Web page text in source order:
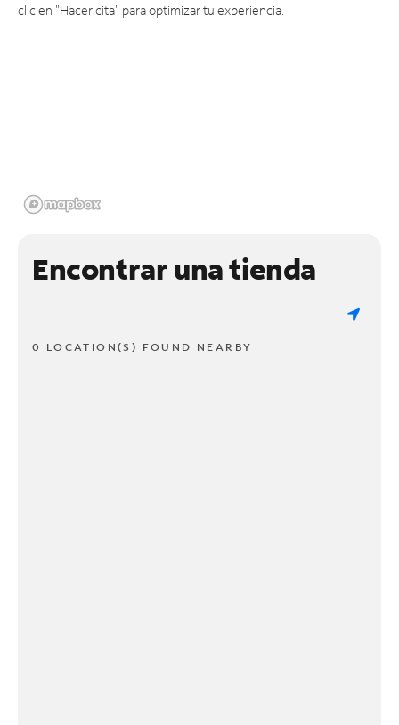
clic en "Hacer cita" para optimizar tu experiencia.
Encontrar una tienda
0 LOCATION(S) FOUND NEARBY